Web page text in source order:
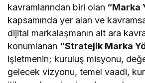
kavramlarından biri olan “Marka
kapsamında yer alan ve
dijital markalaşmanın alt ara
konumlanan “Stratejik Marka
işletmenin; kuruluş misyonu,
gelecek vizyonu, temel vaadi,